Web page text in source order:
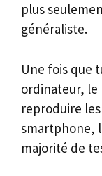
plus
généraliste.
Une fois que
ordinateur, le
reproduire
smartphone,
majorité de